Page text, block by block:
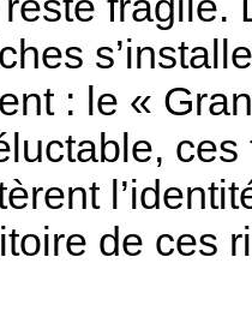
: le «
de ces